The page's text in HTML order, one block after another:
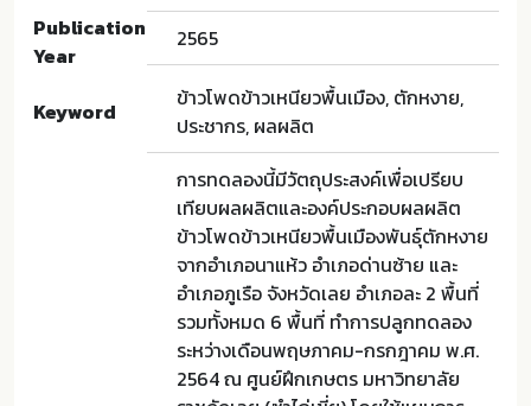
Publication
Year
2565
Keyword
ข้าวโพดข้าวเหนียวพื้นเมือง, ตักหงาย,
ประชากร, ผลผลิต
การทดลองนี้มีวัตถุประสงค์เพื่อเปรียบ
เทียบผลผลิตและองค์ประกอบผลผลิต
ข้าวโพดข้าวเหนียวพื้นเมืองพันธุ์ตักหงาย
จากอำเภอนาแห้ว อำเภอด่านซ้าย และ
อำเภอภูเรือ จังหวัดเลย อำเภอละ 2 พื้นที่
รวมทั้งหมด 6 พื้นที่ ทำการปลูกทดลอง
ระหว่างเดือนพฤษภาคม-กรกฎาคม พ.ศ.
2564 ณ ศูนย์ฝึกเกษตร มหาวิทยาลัย